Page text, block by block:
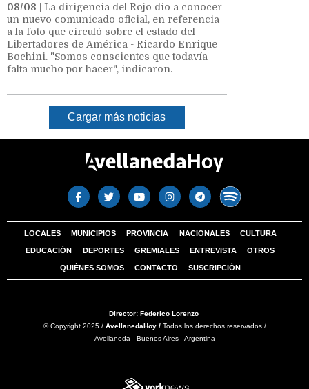
08/08 | La dirigencia del Rojo dio a conocer
un nuevo comunicado oficial, en referencia
a la foto que circuló sobre el estado del
Libertadores de América - Ricardo Enrique
Bochini. "Somos conscientes que todavía
falta mucho por hacer", indicaron.
Cargar más noticias
LOCALES MUNICIPIOS PROVINCIA NACIONALES CULTURA
EDUCACIÓN DEPORTES GREMIALES ENTREVISTA OTROS
QUIÉNES SOMOS CONTACTO SUSCRIPCIÓN
Director: Federico Lorenzo
© Copyright 2025 / AvellanedaHoy /Todos los derechos reservados /
Avellaneda - Buenos Aires - Argentina